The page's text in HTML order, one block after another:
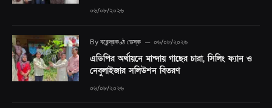
০৬/০৮/২০২৬
By বরেন্দ্রকণ্ঠ ডেস্ক ০৬/০৮/২০২৬
এডিপির অর্থায়নে মান্দায় গাছের চারা, সিলিং ফ্যান ও
নেবুলাইজার সলিউশন বিতরণ
০৬/০৮/২০২৬